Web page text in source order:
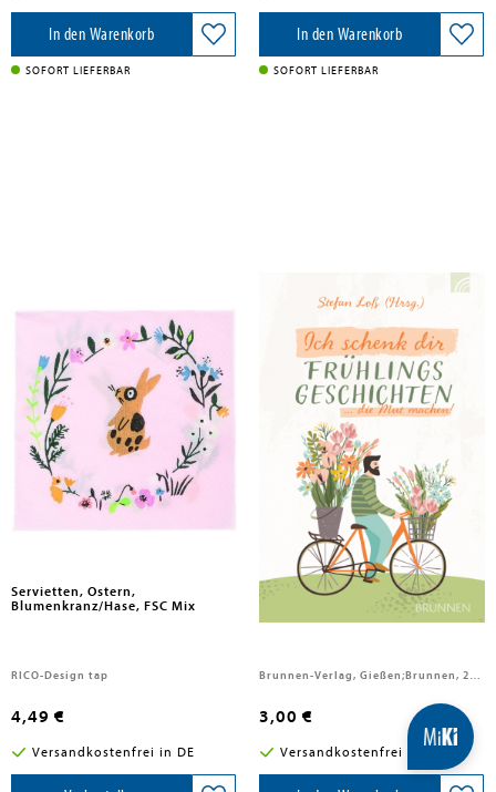
In den Warenkorb
SOFORT LIEFERBAR
In den Warenkorb
SOFORT LIEFERBAR
Servietten, Ostern,
Blumenkranz/Hase, FSC Mix
RICO-Design tap
4,49 €
Versandkostenfrei in DE
Ich schenk dir
Frühlingsgeschichten
Brunnen-Verlag, Gießen;Brunnen, 2023
3,00 €
Versandkostenfrei in DE